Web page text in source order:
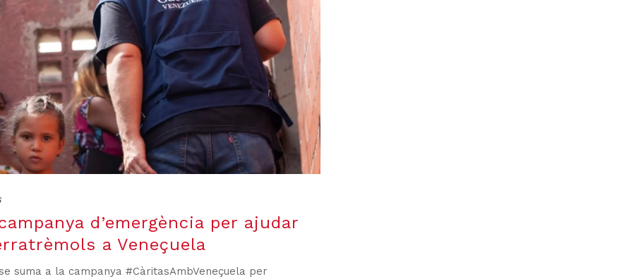
d’emergència per ajudar
a Veneçuela
suma a la campanya #CàritasAmbVeneçuela per